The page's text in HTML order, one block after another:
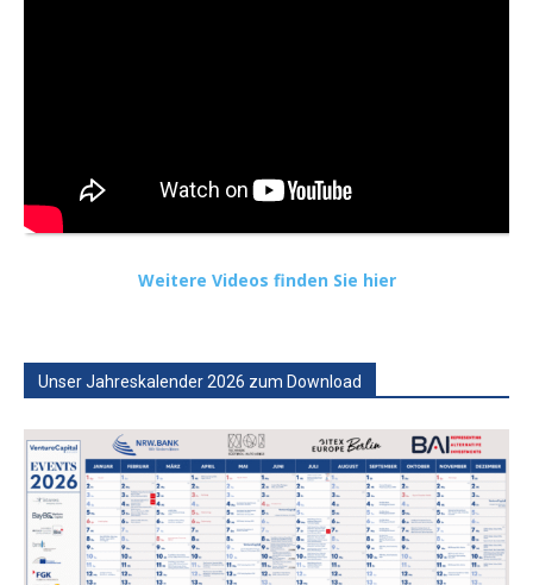
Weitere Videos finden Sie hier
Unser Jahreskalender 2026 zum Download